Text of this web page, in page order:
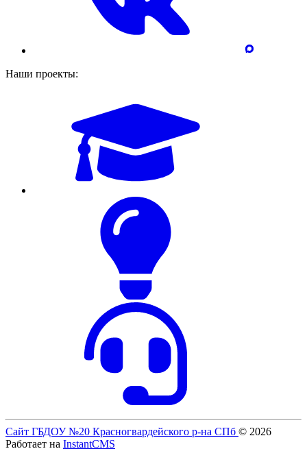
Наши проекты:
Сайт ГБДОУ №20 Красногвардейского р-на СПб © 2026
Работает на InstantCMS